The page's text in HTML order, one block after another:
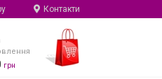
Контакти
грн